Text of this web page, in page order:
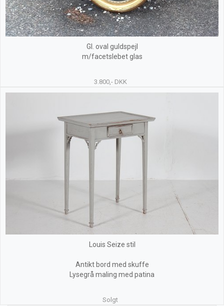
Gl. oval guldspejl
m/facetslebet glas
3.800,- DKK
Louis Seize stil
Antikt bord med skuffe
Lysegrå maling med patina
Solgt